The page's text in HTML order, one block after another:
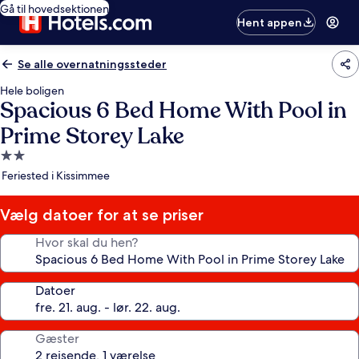
Gå til hovedsektionen
Hent appen
Se alle overnatningssteder
Hele boligen
Spacious 6 Bed Home With Pool in
Prime Storey Lake
2.0-
stjernet
Feriested i Kissimmee
Vælg datoer for at se priser
Hvor skal du hen?
Datoer
Gæster